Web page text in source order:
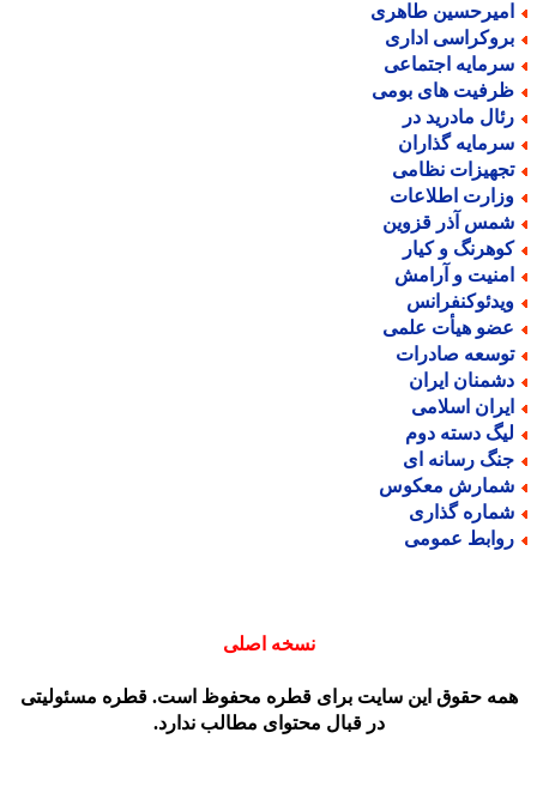
طاهری
اداری
اجتماعی
های بومی
مادرید در
گذاران
نظامی
اطلاعات
آذر قزوین
و کیار
و آرامش
هیأت علمی
صادرات
ایران
اسلامی
دسته دوم
رسانه ای
معکوس
گذاری
عمومی
نسخه اصلی
حقوق این سایت برای قطره محفوظ است. قطره مسئولیتی
در قبال محتوای مطالب ندارد.